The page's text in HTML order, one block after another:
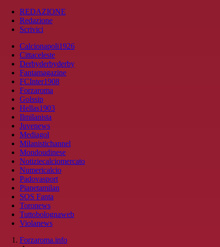
REDAZIONE
Redazione
Scrivici
Calcionapoli1926
Cittaceleste
Derbyderbyderby
Fantamagazine
FCInter1908
Forzaroma
Golssip
Hellas1903
Ilmilanista
Juvenews
Mediagol
Milanistichannel
Mondoudinese
Notiziecalciomercato
Numericalcio
Padovasport
Pianetamilan
SOS Fanta
Toronews
Tuttobolognaweb
Violanews
Forzaroma.info